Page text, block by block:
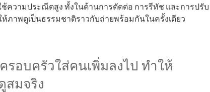
ความประณีตสูง ทั้งในด้านการตัดต่อ การรีทัช และการปรับ
ห้ภาพดูเป็นธรรมชาติราวกับถ่ายพร้อมกันในครั้งเดียว
รอบครัวใส่คนเพิ่มลงไป ทำให้
สมจริง